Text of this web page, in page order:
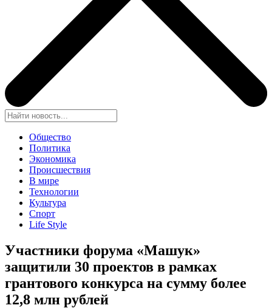
Общество
Политика
Экономика
Происшествия
В мире
Технологии
Культура
Спорт
Life Style
Участники форума «Машук»
защитили 30 проектов в рамках
грантового конкурса на сумму более
12,8 млн рублей